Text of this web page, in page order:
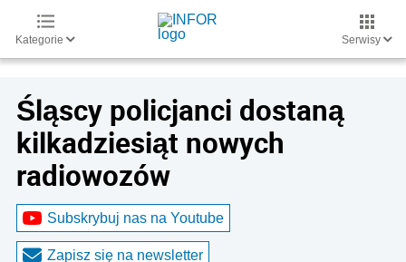
Kategorie Serwisy
Śląscy policjanci dostaną
kilkadziesiąt nowych
radiowozów
Subskrybuj nas na Youtube
Zapisz się na newsletter